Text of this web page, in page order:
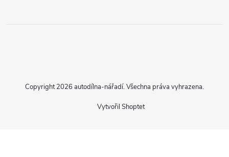
Vytvořil Shoptet
Copyright 2026 autodílna-nářadí. Všechna práva vyhrazena.